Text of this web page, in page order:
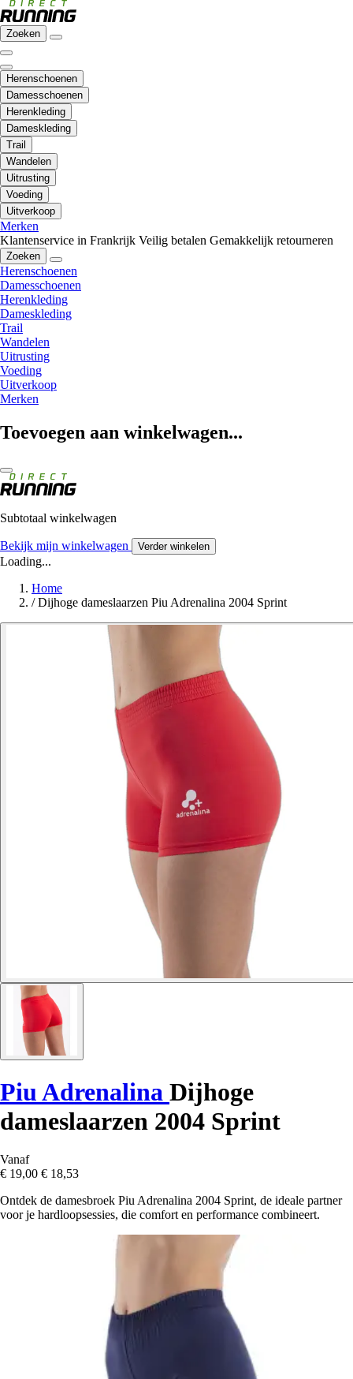
Zoeken
Herenschoenen
Damesschoenen
Herenkleding
Dameskleding
Trail
Wandelen
Uitrusting
Voeding
Uitverkoop
Merken
Klantenservice in Frankrijk Veilig betalen Gemakkelijk retourneren
Zoeken
Herenschoenen
Damesschoenen
Herenkleding
Dameskleding
Trail
Wandelen
Uitrusting
Voeding
Uitverkoop
Merken
Toevoegen aan winkelwagen...
Subtotaal winkelwagen
Bekijk mijn winkelwagen Verder winkelen
Loading...
Home
/ Dijhoge dameslaarzen Piu Adrenalina 2004 Sprint
Piu Adrenalina Dijhoge
dameslaarzen 2004 Sprint
Vanaf
€ 19,00 € 18,53
Ontdek de damesbroek Piu Adrenalina 2004 Sprint, de ideale partner
voor je hardloopsessies, die comfort en performance combineert.